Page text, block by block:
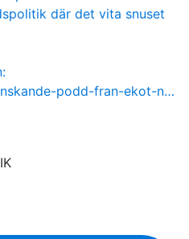
där det vita snuset
podd-fran-ekot-n…